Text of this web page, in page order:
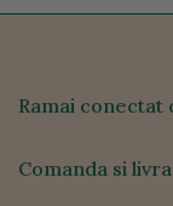
Ramai conectat
Comanda si